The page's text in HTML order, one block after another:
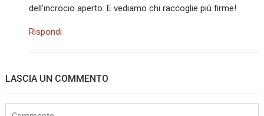
dell’incrocio aperto. E vediamo chi raccoglie più firme!
Rispondi
LASCIA UN COMMENTO